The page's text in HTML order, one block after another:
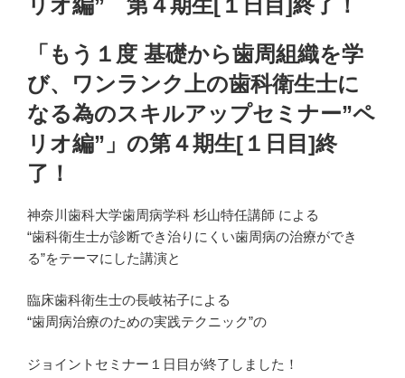
「もう１度 基礎から歯周組織を学
び、ワンランク上の歯科衛生士に
なる為のスキルアップセミナー”ペ
リオ編”」の第４期生[１日目]終
了！
神奈川歯科大学歯周病学科 杉山特任講師 による
“歯科衛生士が診断でき治りにくい歯周病の治療ができ
る”をテーマにした講演と
臨床歯科衛生士の長岐祐子による
“歯周病治療のための実践テクニック”の
ジョイントセミナー１日目が終了しました！